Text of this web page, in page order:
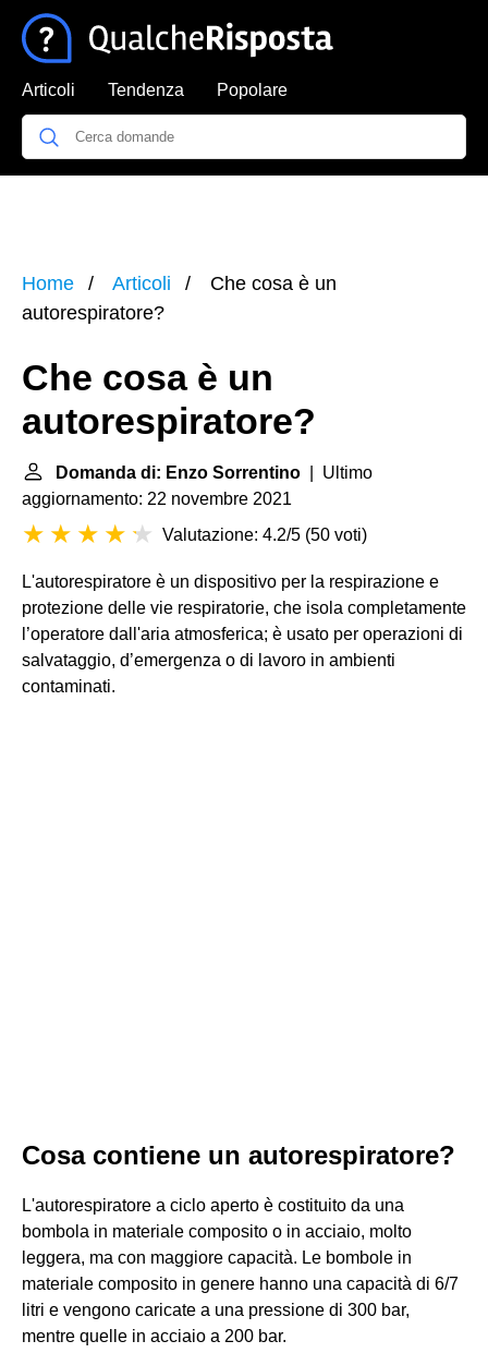
Articoli Tendenza Popolare
Home Articoli
Che cosa è un
autorespiratore?
Che cosa è un
autorespiratore?
Domanda di: Enzo Sorrentino | Ultimo
aggiornamento: 22 novembre 2021
Valutazione: 4.2/5 (50 voti)
L'autorespiratore è un dispositivo per la respirazione e
protezione delle vie respiratorie, che isola completamente
l’operatore dall'aria atmosferica; è usato per operazioni di
salvataggio, d’emergenza o di lavoro in ambienti
contaminati.
Cosa contiene un autorespiratore?
L'autorespiratore a ciclo aperto è costituito da una
bombola in materiale composito o in acciaio, molto
leggera, ma con maggiore capacità. Le bombole in
materiale composito in genere hanno una capacità di 6/7
litri e vengono caricate a una pressione di 300 bar,
mentre quelle in acciaio a 200 bar.